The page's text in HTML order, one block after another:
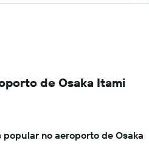
de Osaka Itami
no aeroporto de Osaka